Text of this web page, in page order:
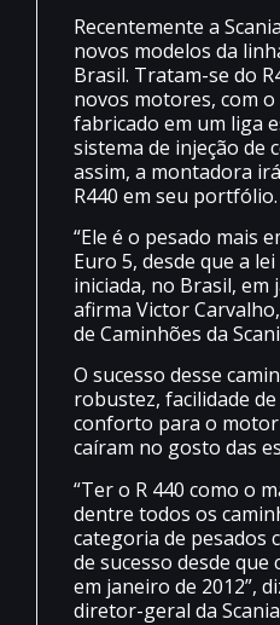
Recentemente a
novos modelos da
Brasil. Tratam-se do
novos motores, com
fabricado em um liga
sistema de injeção de
assim, a montadora
R440 em seu portfólio.
“Ele é o pesado mais
Euro 5, desde que a
iniciada, no Brasil, em
afirma Victor
de Caminhões da
O sucesso desse
robustez, facilidade
conforto para o
caíram no gosto das
“Ter o R 440 como o
dentre todos os
categoria de pesados
de sucesso desde que
em janeiro de 2012”,
diretor-geral da